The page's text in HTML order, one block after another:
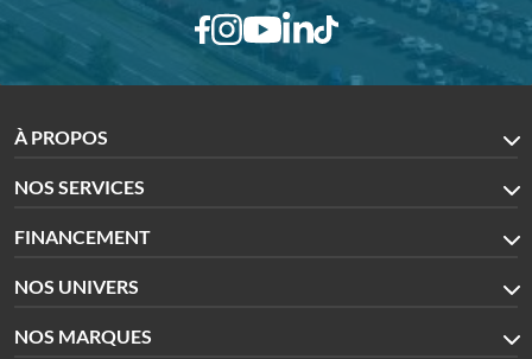
À PROPOS
NOS SERVICES
FINANCEMENT
NOS UNIVERS
NOS MARQUES